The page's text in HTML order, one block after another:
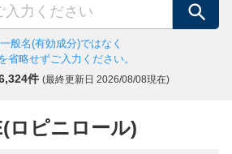
検索
般名(有効成分)ではなく
省略せずご入力ください。
件 (最終更新日 2026/08/08現在)
ロピニロール)